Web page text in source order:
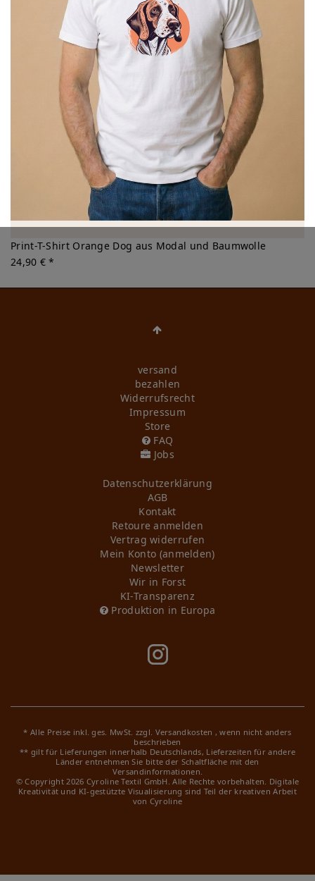
Print-T-Shirt Orange Dog aus Modal und Baumwolle
24,90 € *
versand
bezahlen
Widerrufs­recht
Impressum
Store
FAQ
Jobs
Daten­schutz­erklärung
AGB
Kontakt
Retoure anmelden
Vertrag widerrufen
Mein Konto (anmelden)
Newsletter
Wir in Forst
KI-Transparenz
Produktion in Europa
* Alle Preise inkl. ges. MwSt. zzgl. Versandkosten , wenn nicht anders
beschrieben
** gilt für Lieferungen innerhalb Deutschlands, Lieferzeiten für andere
Länder entnehmen Sie bitte der Schaltfläche mit den
Versandinformationen.
© Copyright 2026 Cyroline Textil GmbH. Alle Rechte vorbehalten. Digitale
Kreativität und KI-gestützte Visualisierung sind Teil der kreativen Arbeit
von Cyroline